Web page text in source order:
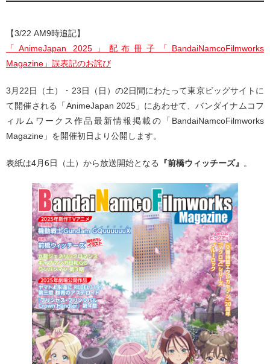
【3/22 AM9時追記】
「AnimeJapan 2025」配布冊子「BandaiNamcoFilmworks
Magazine」誤表記のお詫び
3月22日（土）・23日（日）の2日間にわたって東京ビッグサイトに
て開催される「AnimeJapan 2025」にあわせて、バンダイナムコフ
ィルムワークス作品最新情報掲載の「BandaiNamcoFilmworks
Magazine」を開催初日より公開します。
表紙は4月6日（土）から放送開始となる 『前橋ウィッチーズ』 。